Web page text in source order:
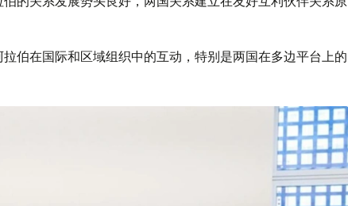
伯在国际和区域组织中的互动，特别是两国在多边平台上的